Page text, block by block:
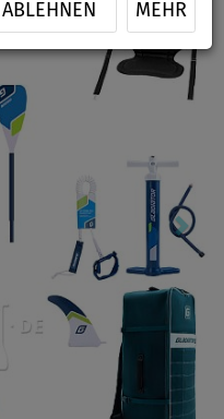
ABLEHNEN MEHR